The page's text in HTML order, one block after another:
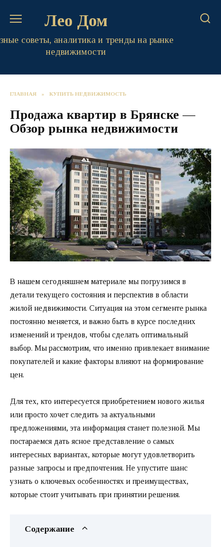
Лео Дом
советы, аналитика и тренды на рынке
недвижимости
ГЛАВНАЯ » КУПИТЬ НЕДВИЖИМОСТЬ
Продажа квартир в Брянске —
Обзор рынка недвижимости
В нашем сегодняшнем материале мы погрузимся в
детали текущего состояния и перспектив в области
жилой недвижимости. Ситуация на этом сегменте рынка
постоянно меняется, и важно быть в курсе последних
изменений и трендов, чтобы сделать оптимальный
выбор. Мы рассмотрим, что именно привлекает внимание
покупателей и какие факторы влияют на формирование
цен.
Для тех, кто интересуется приобретением нового жилья
или просто хочет следить за актуальными
предложениями, эта информация станет полезной. Мы
постараемся дать ясное представление о самых
интересных вариантах, которые могут удовлетворить
разные запросы и предпочтения. Не упустите шанс
узнать о ключевых особенностях и преимуществах,
которые стоит учитывать при принятии решения.
Содержание